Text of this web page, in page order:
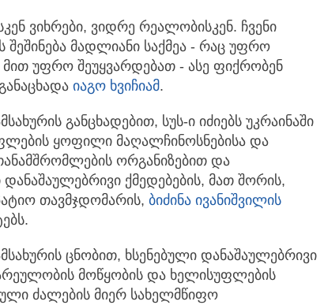
ვიხრები, ვიდრე რეალობისკენ. ჩვენი
მადლიანი საქმეა - რაც უფრო
მით უფრო შეუყვარდებათ - ასე ფიქრობენ
იაგო ხვიჩიამ.
განცხადებით, სუს-ი იძიებს უკრაინაში
ყოფილი მაღალჩინოსნებისა და
ორგანიზებით და
ქმედებების, მათ შორის,
თავმჯდომარის, ბიძინა ივანიშვილის
ცნობით, ხსენებული დანაშაულებრივი
არეულობის მოწყობის და ხელისუფლების
ძალების მიერ სახელმწიფო